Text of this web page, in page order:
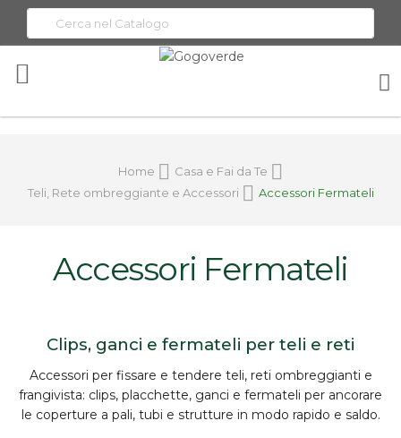
Home
Casa e Fai da Te
Teli, Rete ombreggiante e Accessori
Accessori Fermateli
Accessori Fermateli
Clips, ganci e fermateli per teli e reti
Accessori per fissare e tendere teli, reti ombreggianti e
frangivista: clips, placchette, ganci e fermateli per ancorare
le coperture a pali, tubi e strutture in modo rapido e saldo.